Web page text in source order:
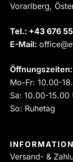
Vorarlberg,
Tel.: ‎+43 676
E-Mail:
Öffnungszeiten:
Mo-Fr: 10.00-
Sa: 10.00-15.00
So: Ruhetag
Versand- &